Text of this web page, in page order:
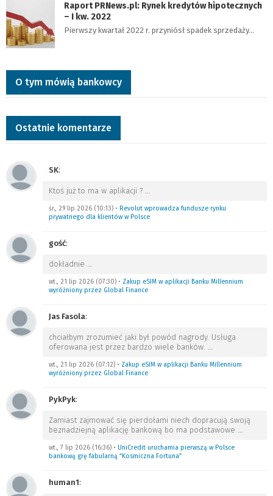
Raport PRNews.pl: Rynek kredytów hipotecznych
– I kw. 2022
Pierwszy kwartał 2022 r. przyniósł spadek sprzedaży…
O tym mówią bankowcy
Ostatnie komentarze
SK:
Ktoś już to ma w aplikacji ? …
śr., 29 lip 2026 (10:13) • Revolut wprowadza fundusze rynku
prywatnego dla klientów w Polsce
gość:
dokładnie …
wt., 21 lip 2026 (07:30) • Zakup eSIM w aplikacji Banku Millennium
wyróżniony przez Global Finance
Jas Fasola:
chciałbym zrozumieć jaki był powód nagrody. Usługa
oferowana jest przez bardzo wiele banków. …
wt., 21 lip 2026 (07:12) • Zakup eSIM w aplikacji Banku Millennium
wyróżniony przez Global Finance
PykPyk:
Zamiast zajmować się pierdołami niech dopracują swoją
beznadziejną aplikację bankową bo ma podstawowe …
wt., 7 lip 2026 (16:36) • UniCredit uruchamia pierwszą w Polsce
bankową grę fabularną “Kosmiczna Fortuna”
human1: